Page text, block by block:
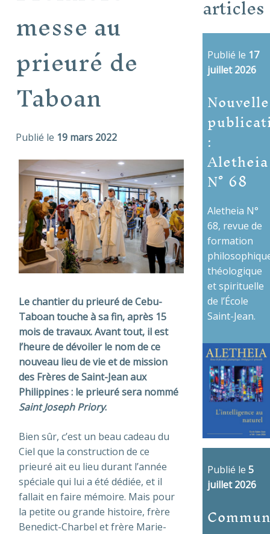
messe au
prieuré de
Taboan
Publié le 19 mars 2022
Le chantier du prieuré de Cebu-
Taboan touche à sa fin, après 15
mois de travaux. Avant tout, il est
l’heure de dévoiler le nom de ce
nouveau lieu de vie et de mission
des Frères de Saint-Jean aux
Philippines : le prieuré sera nommé
Saint Joseph Priory.
Bien sûr, c’est un beau cadeau du
Ciel que la construction de ce
prieuré ait eu lieu durant l’année
spéciale qui lui a été dédiée, et il
fallait en faire mémoire. Mais pour
la petite ou grande histoire, frère
Benedict-Charbel et frère Marie-
articles
Publié le 17
juillet 2026
Nouvelle
:
Aletheia
N° 68
Aletheia N°
68, revue de
formation
théologique
et spirituelle
de l’École
Saint-Jean.
Publié le 5
juillet 2026